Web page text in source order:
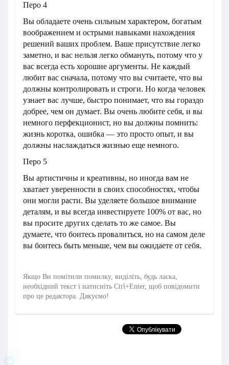
Перо 4
Вы обладаете очень сильным характером, богатым
воображением и острыми навыками нахождения
решений ваших проблем. Ваше присутствие легко
заметно, и вас нельзя легко обмануть, потому что у
вас всегда есть хорошие аргументы. Не каждый
любит вас сначала, потому что вы считаете, что вы
должны контролировать и строги. Но когда человек
узнает вас лучше, быстро понимает, что вы гораздо
добрее, чем он думает. Вы очень любите себя, и вы
немного перфекционист, но вы должны помнить:
жизнь коротка, ошибка — это просто опыт, и вы
должны наслаждаться жизнью еще немного.
Перо 5
Вы артистичны и креативны, но иногда вам не
хватает уверенности в своих способностях, чтобы
они могли расти. Вы уделяете большое внимание
деталям, и вы всегда инвестируете 100% от вас, но
вы просите других сделать то же самое. Вы
думаете, что боитесь провалиться, но на самом деле
вы боитесь быть меньше, чем вы ожидаете от себя.
Якщо Ви помітили помилку, виділіть, будь ласка,
необхідний текст і натисніть Ctrl+Enter, щоб повідомити
про це редактора. Дякуємо!